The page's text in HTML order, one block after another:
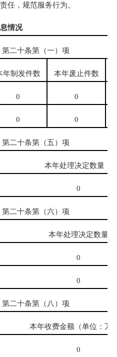
任，规范服务行为。
情况
第二十条第（一）项
年制发件数 本年废止件数
0 0
0 0
第二十条第（五）项
本年处理决定数量
0
第二十条第（六）项
本年处理决定数量
0
0
第二十条第（八）项
本年收费金额（单位：万
0